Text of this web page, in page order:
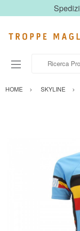
HOME SKYLINE